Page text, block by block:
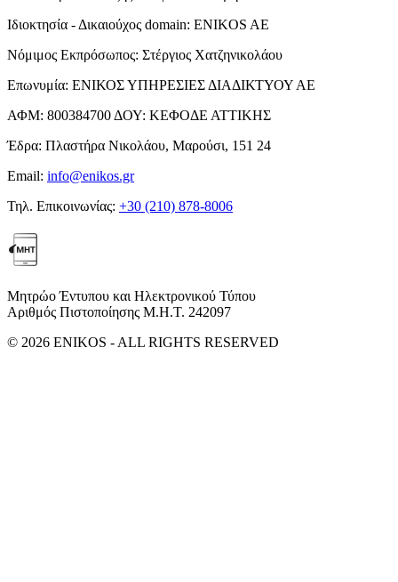
Ιδιοκτησία - Δικαιούχος domain: ENIKOS AE
Νόμιμος Εκπρόσωπος: Στέργιος Χατζηνικολάου
Επωνυμία: ΕΝΙΚΟΣ ΥΠΗΡΕΣΙΕΣ ΔΙΑΔΙΚΤΥΟΥ ΑΕ
ΑΦΜ: 800384700 ΔΟΥ: ΚΕΦΟΔΕ ΑΤΤΙΚΗΣ
Έδρα: Πλαστήρα Νικολάου, Μαρούσι, 151 24
Email: info@enikos.gr
Τηλ. Επικοινωνίας: +30 (210) 878-8006
Μητρώο Έντυπου και Ηλεκτρονικού Τύπου
Αριθμός Πιστοποίησης Μ.Η.Τ. 242097
© 2026 ENIKOS - ALL RIGHTS RESERVED